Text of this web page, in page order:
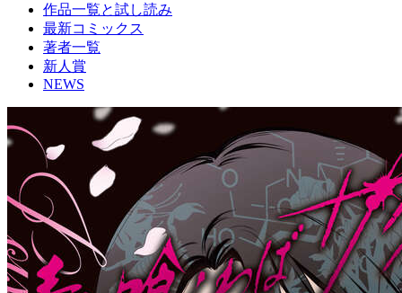
作品一覧と試し読み
最新コミックス
著者一覧
新人賞
NEWS